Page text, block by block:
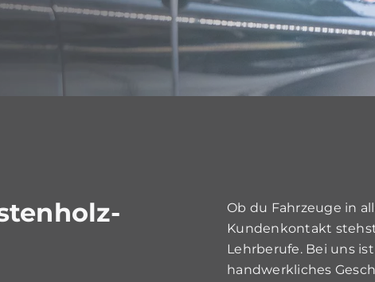
Ob du Fahrzeuge in
Kundenkontakt
Lehrberufe. Bei uns
handwerkliches